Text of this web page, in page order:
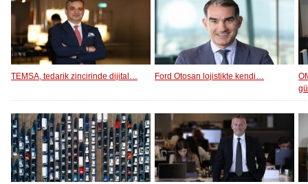
TEMSA, tedarik zincirinde dijital… Ford Otosan lojistikte kendi…